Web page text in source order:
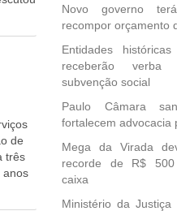
o
O
de
a
os
de
três
anos
Novo governo
recompor orçamento
Entidades
receberão
subvenção social
Paulo Câmara
fortalecem advocacia
Mega da Virada
recorde de R$ 500
caixa
Ministério da